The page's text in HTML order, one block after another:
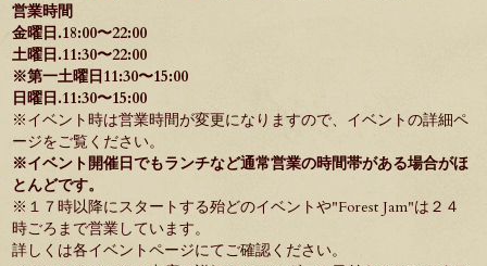
営業時間
金曜日.18:00〜22:00
土曜日.11:30〜22:00
※第一土曜日11:30〜15:00
日曜日.11:30〜15:00
※イベント時は営業時間が変更になりますので、イベントの詳細ペ
ージをご覧ください。
※イベント開催日でもランチなど通常営業の時間帯がある場合がほ
とんどです。
※１７時以降にスタートする殆どのイベントや"Forest Jam"は２４
時ごろまで営業しています。
詳しくは各イベントページにてご確認ください。